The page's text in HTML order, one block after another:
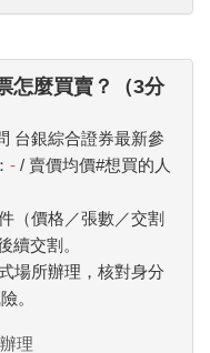
怎麼買賣？（3分
台銀綜合證券最新參
- / 賣價均價#想買的人
（價格／張數／交割
續交割。
場所辦理，核對身分
。
理